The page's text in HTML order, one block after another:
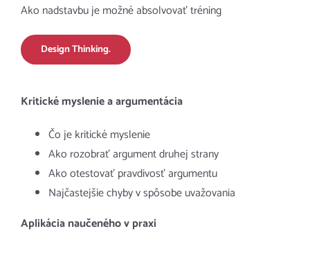
Ako nadstavbu je možné absolvovať tréning
Design Thinking.
Kritické myslenie a argumentácia
Čo je kritické myslenie
Ako rozobrať argument druhej strany
Ako otestovať pravdivosť argumentu
Najčastejšie chyby v spôsobe uvažovania
Aplikácia naučeného v praxi